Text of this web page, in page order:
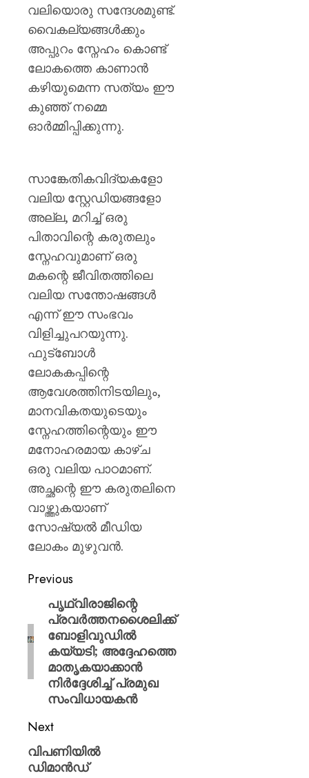
വലിയൊരു സന്ദേശമുണ്ട്.
വൈകല്യങ്ങൾക്കും
അപ്പുറം സ്നേഹം കൊണ്ട്
ലോകത്തെ കാണാൻ
കഴിയുമെന്ന സത്യം ഈ
കുഞ്ഞ് നമ്മെ
ഓർമ്മിപ്പിക്കുന്നു.
സാങ്കേതികവിദ്യകളോ
വലിയ സ്റ്റേഡിയങ്ങളോ
അല്ല, മറിച്ച് ഒരു
പിതാവിന്റെ കരുതലും
സ്നേഹവുമാണ് ഒരു
മകന്റെ ജീവിതത്തിലെ
വലിയ സന്തോഷങ്ങൾ
എന്ന് ഈ സംഭവം
വിളിച്ചുപറയുന്നു.
ഫുട്ബോൾ
ലോകകപ്പിന്റെ
ആവേശത്തിനിടയിലും,
മാനവികതയുടെയും
സ്നേഹത്തിന്റെയും ഈ
മനോഹരമായ കാഴ്ച
ഒരു വലിയ പാഠമാണ്.
അച്ഛന്റെ ഈ കരുതലിനെ
വാഴ്ത്തുകയാണ്
സോഷ്യൽ മീഡിയ
ലോകം മുഴുവൻ.
Previous
പൃഥ്വിരാജിന്റെ
പ്രവർത്തനശൈലിക്ക്
ബോളിവുഡിൽ
കയ്യടി; അദ്ദേഹത്തെ
മാതൃകയാക്കാൻ
നിർദ്ദേശിച്ച് പ്രമുഖ
സംവിധായകൻ
Next
വിപണിയിൽ
ഡിമാൻഡ്